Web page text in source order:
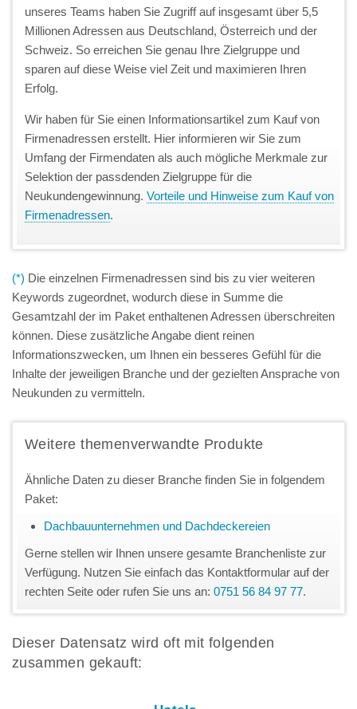
unseres Teams haben Sie Zugriff auf insgesamt über 5,5
Millionen Adressen aus Deutschland, Österreich und der
Schweiz. So erreichen Sie genau Ihre Zielgruppe und
sparen auf diese Weise viel Zeit und maximieren Ihren
Erfolg.
Wir haben für Sie einen Informationsartikel zum Kauf von
Firmenadressen erstellt. Hier informieren wir Sie zum
Umfang der Firmendaten als auch mögliche Merkmale zur
Selektion der passdenden Zielgruppe für die
Neukundengewinnung. Vorteile und Hinweise zum Kauf von
Firmenadressen.
(*) Die einzelnen Firmenadressen sind bis zu vier weiteren
Keywords zugeordnet, wodurch diese in Summe die
Gesamtzahl der im Paket enthaltenen Adressen überschreiten
können. Diese zusätzliche Angabe dient reinen
Informationszwecken, um Ihnen ein besseres Gefühl für die
Inhalte der jeweiligen Branche und der gezielten Ansprache von
Neukunden zu vermitteln.
Weitere themenverwandte Produkte
Ähnliche Daten zu dieser Branche finden Sie in folgendem
Paket:
Dachbauunternehmen und Dachdeckereien
Gerne stellen wir Ihnen unsere gesamte Branchenliste zur
Verfügung. Nutzen Sie einfach das Kontaktformular auf der
rechten Seite oder rufen Sie uns an: 0751 56 84 97 77.
Dieser Datensatz wird oft mit folgenden
zusammen gekauft: